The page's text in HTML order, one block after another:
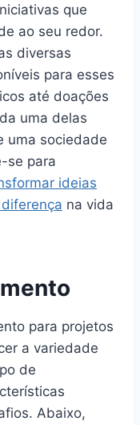
que
ao seu redor.
diversas
para esses
até doações
uma delas
uma sociedade
se para
ideias
na vida
para projetos
a variedade
de
Abaixo,